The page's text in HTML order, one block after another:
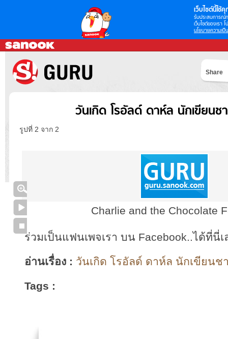
เว็บไซต์นี้ใช้คุ
รับประสบการณ์
เว็บไซต์ของเรา
นโยบายความเป็
Share
วันเกิด โรอัลด์ ดาห์ล นักเขียน
รูปที่ 2 จาก 2
Charlie and the Chocolate
ร่วมเป็นแฟนเพจเรา บน Facebook..ได้ที่นี่เ
อ่านเรื่อง : วันเกิด โรอัลด์ ดาห์ล นักเขียนช
Tags :